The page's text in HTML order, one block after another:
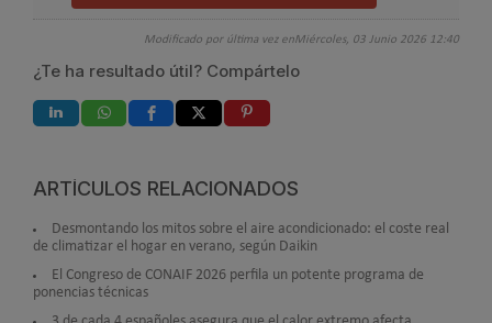
Modificado por última vez enMiércoles, 03 Junio 2026 12:40
¿Te ha resultado útil? Compártelo
ARTÍCULOS RELACIONADOS
Desmontando los mitos sobre el aire acondicionado: el coste real
de climatizar el hogar en verano, según Daikin
El Congreso de CONAIF 2026 perfila un potente programa de
ponencias técnicas